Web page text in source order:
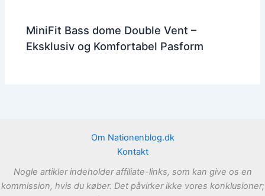
MiniFit Bass dome Double Vent –
Eksklusiv og Komfortabel Pasform
Om Nationenblog.dk
Kontakt
Nogle artikler indeholder affiliate-links, som kan give os en
kommission, hvis du køber. Det påvirker ikke vores konklusioner;